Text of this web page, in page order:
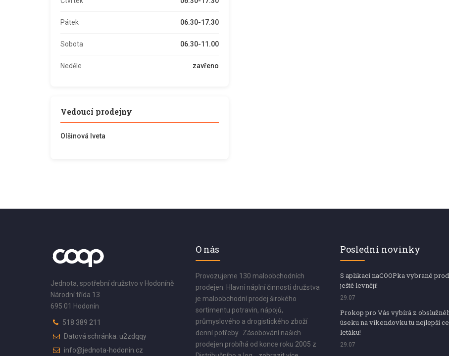
Pátek 06.30-17.30
Sobota 06.30-11.00
Neděle zavřeno
Vedoucí prodejny
Olšinová Iveta
Jednota, spotřební družstvo v Hodoníně
Národní třída 13
695 01 Hodonín
518 389 211
Datová schránka: u2zdqqy
info@jednota-hodonin.cz
O nás
Provozujeme 130 maloobchodních
prodejen. Hlavní náplní činnosti družstva
je maloobchodní prodej širokého
sortimentu potravin, nápojů,
průmyslového a drogistického zboží
denní potřeby. Zásobování našich
prodejen probíhá od konce roku 2005 z
Poslední novinky
S aplikací naCOOPka vybrané
ještě levněji!
29.07
Prokop pro Vás vybírá z
úseku na víkendovku tu nejlepší
letáku!
29.07